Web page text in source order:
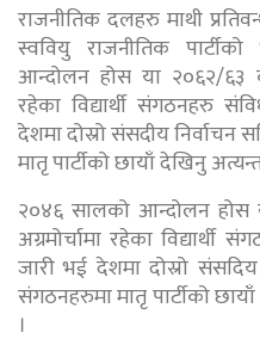
राजनीतिक दलहरु माथी
स्ववियु राजनीतिक
आन्दोलन होस या २०६२/६३
रहेका विद्यार्थी संगठनहरु
देशमा दोस्रो संसदीय निर्वाचन
मातृ पार्टीको छायाँ देखिनु
२०४६ सालको आन्दोलन
अग्रमोर्चामा रहेका
जारी भई देशमा दोस्रो संसदिय
संगठनहरुमा मातृ पार्टीको
।